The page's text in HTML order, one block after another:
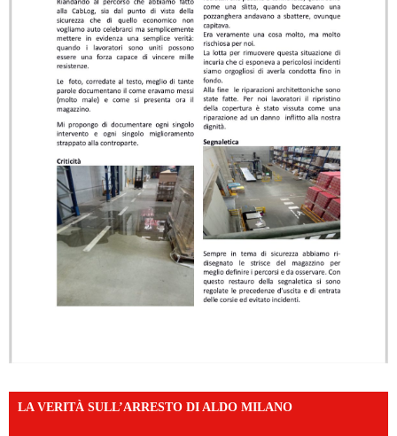
LA VERITÀ SULL’ARRESTO DI ALDO MILANO